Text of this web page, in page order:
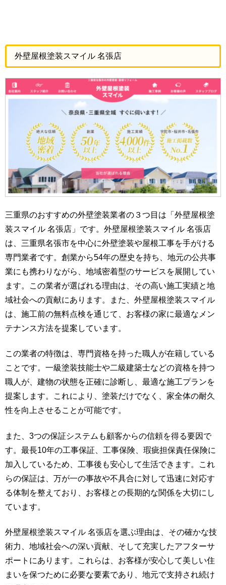
外壁屋根塗装スマイル 名張店
三重県のおすすめの外壁塗装業者の３つ目は「外壁屋根塗
装スマイル 名張店」です。外壁屋根塗装スマイル 名張店
は、三重県名張市を中心に外壁塗装や屋根工事を手がける
専門業者です。創業から54年の歴史を持ち、地元の公共事
業にも携わりながら、地域密着型のサービスを展開してい
ます。この業者が選ばれる理由は、その高い施工実績と地
域社会への貢献にあります。また、外壁屋根塗装スマイル
は、施工前の無料点検を通じて、お客様の家に最適なメン
テナンス方法を提案しています。
この業者の特徴は、専門資格を持った職人が在籍している
ことです。一級塗装技能士や二級建築士などの資格を持つ
職人が、建物の状態を正確に診断し、最適な施工プランを
提案します。これにより、塗装だけでなく、家全体の耐久
性を向上させることが可能です。
また、3つの保証システムも顧客からの信頼を得る要因で
す。最長10年の工事保証、工事保険、瑕疵担保責任保険に
加入しているため、工事後も安心して生活できます。これ
らの保証は、万が一の事故や不具合に対して迅速に対応す
る体制を整えており、お客様との長期的な関係を大切にし
ています。
外壁屋根塗装スマイル 名張店を選ぶ理由は、その確かな技
術力、地域社会への深い貢献、そして充実したアフターサ
ポートにあります。これらは、お客様が安心して美しい住
まいを保つために必要な要素であり、地元で支持され続け